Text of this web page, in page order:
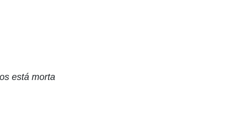
está morta